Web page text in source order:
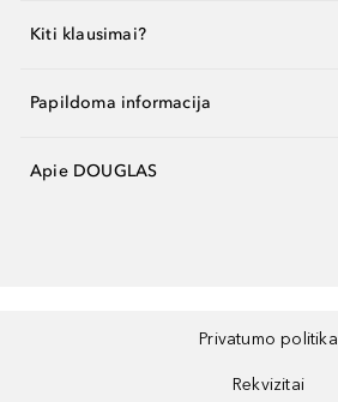
Kiti klausimai?
Papildoma informacija
Apie DOUGLAS
Privatumo politika
Rekvizitai